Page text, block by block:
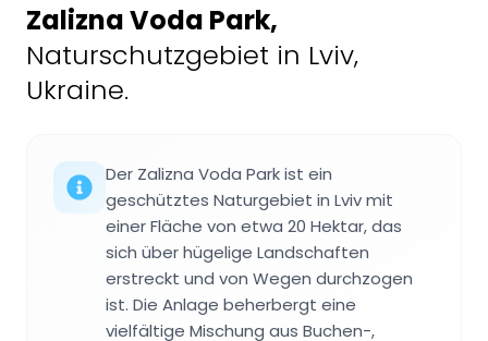
Zalizna Voda Park,
Naturschutzgebiet in Lviv,
Ukraine.
Der Zalizna Voda Park ist ein
geschütztes Naturgebiet in Lviv mit
einer Fläche von etwa 20 Hektar, das
sich über hügelige Landschaften
erstreckt und von Wegen durchzogen
ist. Die Anlage beherbergt eine
vielfältige Mischung aus Buchen-,